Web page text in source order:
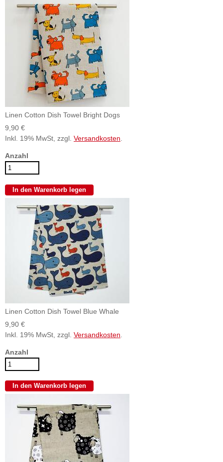
Linen Cotton Dish Towel Bright Dogs
9,90 €
Inkl. 19% MwSt, zzgl. Versandkosten.
Anzahl
Linen Cotton Dish Towel Blue Whale
9,90 €
Inkl. 19% MwSt, zzgl. Versandkosten
Anzahl